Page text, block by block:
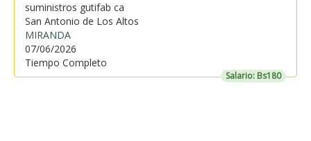
suministros gutifab ca
San Antonio de Los Altos
MIRANDA
07/06/2026
Tiempo Completo
Salario: Bs180